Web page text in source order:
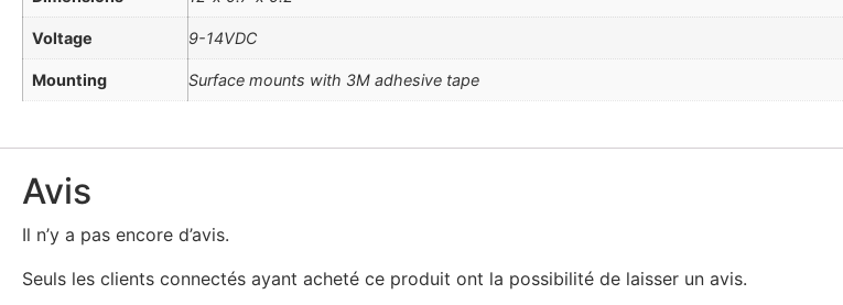
Voltage 9-14VDC
Mounting Surface mounts with 3M adhesive tape
Avis
Il n’y a pas encore d’avis.
Seuls les clients connectés ayant acheté ce produit ont la possibilité de laisser un avis.